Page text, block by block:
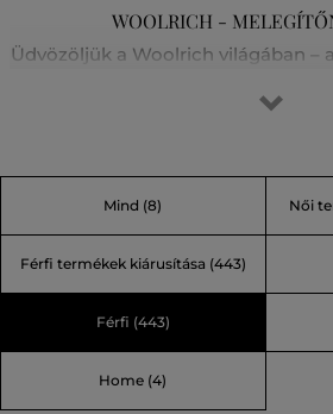
WOOLRICH -
Üdvözöljük a Woolrich világában –
alapították Pennsylvaniában. A
eredetileg a zord vidéki
készültek, így tartósságukról
gyerekruházattal és
Mind (8) Női
Férfi termékek kiárusítása (443)
Férfi (443)
Home (4)